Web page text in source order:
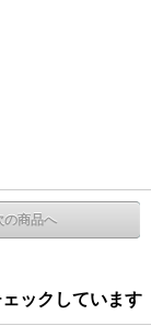
の商品へ
ックしています